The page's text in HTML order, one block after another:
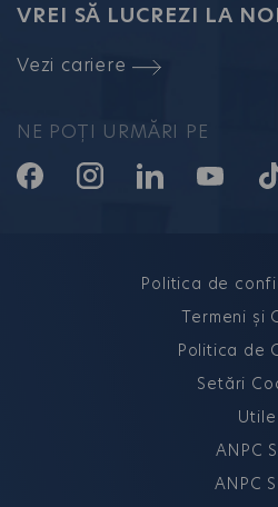
VREI SĂ LUCREZI LA
Vezi cariere
NE POȚI URMĂRI PE
Politica de
Termeni și
Politica de
Setări
Utile
ANPC
ANPC